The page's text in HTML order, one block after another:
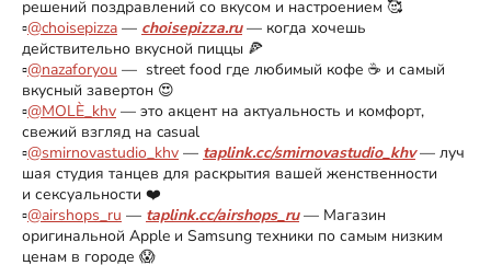
решений поздравлений со вкусом и настроением 🥰
▫️@choisepizza — choisepizza.ru— когда хочешь
действительно вкусной пиццы 🍕
▫️@nazaforyou — street food где любимый кофе ☕️ и самый
вкусный завертон 😍
▫️@MOLÈ_khv — это акцент на актуальность и комфорт,
свежий взгляд на casual
▫️@smirnovastudio_khv — taplink.cc/smirnovastudio_khv— луч
шая студия танцев для раскрытия вашей женственности
и сексуальности ❤️
▫️@airshops_ru — taplink.cc/airshops_ru— Магазин
оригинальной Apple и Samsung техники по самым низким
ценам в городе 😱